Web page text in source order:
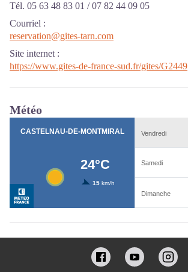
Tél. 05 63 48 83 01 / 07 82 44 09 05
Courriel :
reservation@gites-tarn.com
Site internet :
https://www.gites-de-france-sud.fr/gites/G2449
Météo